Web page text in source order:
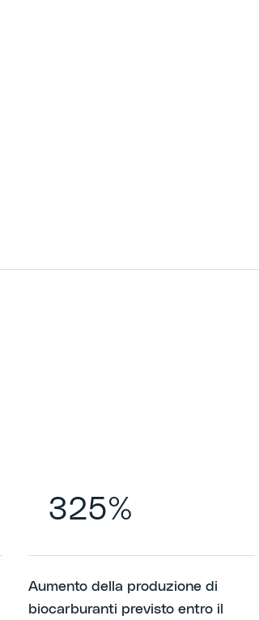
325%
Aumento della produzione di
biocarburanti previsto entro il